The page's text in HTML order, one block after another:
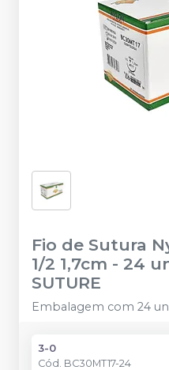
Fio de Sutura
1/2 1,7cm - 24
SUTURE
Embalagem com 24
3-0
Cód. BC30MT17-24